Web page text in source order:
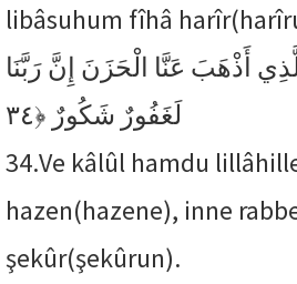
libâsuhum fîhâ
أَذْهَبَ عَنَّا الْحَزَنَ إِنَّ رَبَّنَا
لَغَفُورٌ شَكُورٌ ﴿٣٤
34.Ve kâlûl hamdu
hazen(hazene), inne
şekûr(şekûrun).